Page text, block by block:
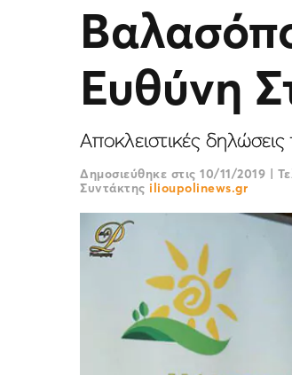
Ευθύνη
Αποκλειστικές
Δημοσιεύθηκε στις 10/11/2019 |
Συντάκτης ilioupolinews.gr